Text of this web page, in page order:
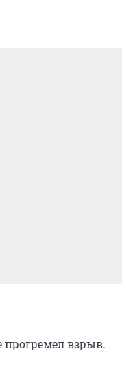
прогремел взрыв.